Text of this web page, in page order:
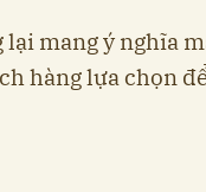
mang ý nghĩa
hàng lựa chọn